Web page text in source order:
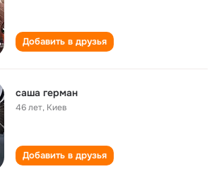
Добавить в друзья
саша герман
46 лет, Киев
Добавить в друзья